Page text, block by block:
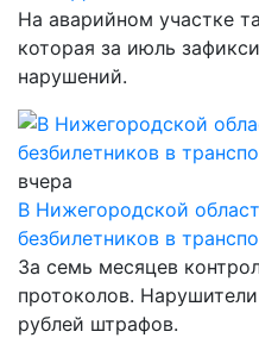
На аварийном участке
которая за июль
нарушений.
вчера
В Нижегородской
безбилетников в
За семь месяцев
протоколов.
рублей штрафов.